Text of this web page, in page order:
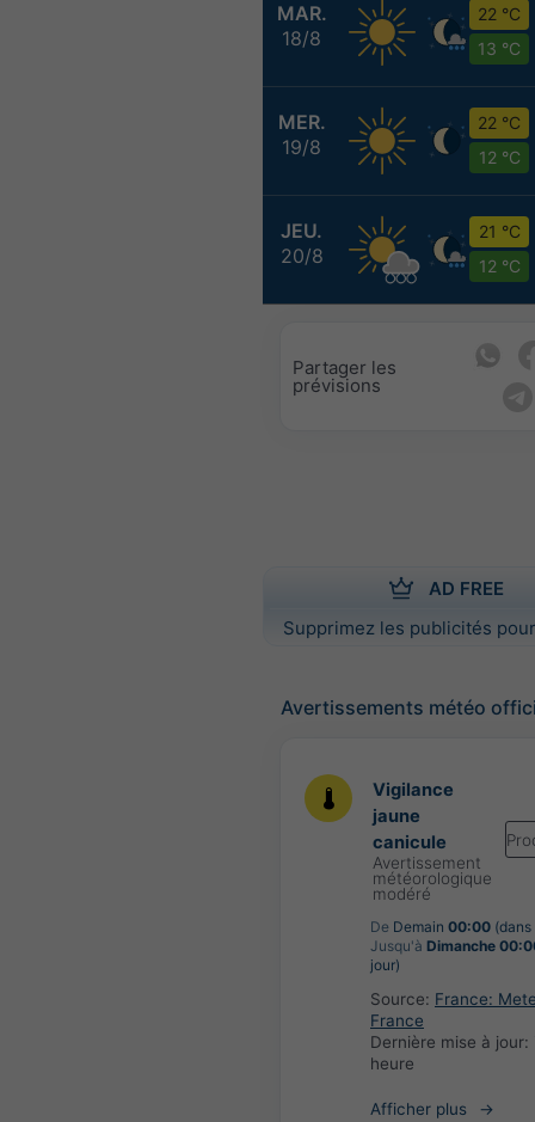
MAR.
18/8
22 °C
13 °C
MER.
19/8
22 °C
12 °C
JEU.
20/8
21 °C
12 °C
Partager les
prévisions
AD FREE
Supprimez les publicités
Avertissements météo
Vigilance
jaune
canicule
Avertissement
météorologique
modéré
De Demain 00:00
Jusqu'à Dimanche
jour)
Source: France:
France
Dernière mise à jour:
heure
Afficher plus